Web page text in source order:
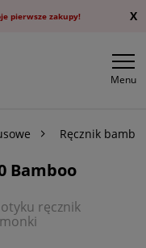
pierwsze zakupy! X
Menu
Ręcznik
Bamboo
ręcznik